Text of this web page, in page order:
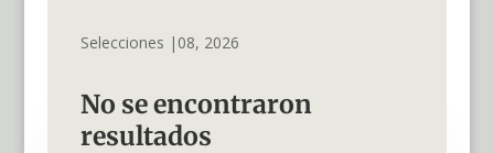
Selecciones |08, 2026
No se encontraron
resultados